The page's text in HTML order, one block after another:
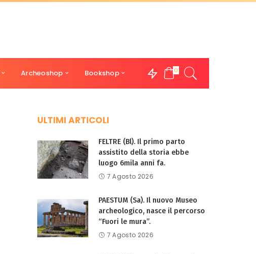
Archeoshop Bookshop 0
ULTIMI ARTICOLI
FELTRE (Bl). Il primo parto
assistito della storia ebbe
luogo 6mila anni fa.
7 Agosto 2026
PAESTUM (Sa). Il nuovo Museo
archeologico, nasce il percorso
“Fuori le mura”.
7 Agosto 2026